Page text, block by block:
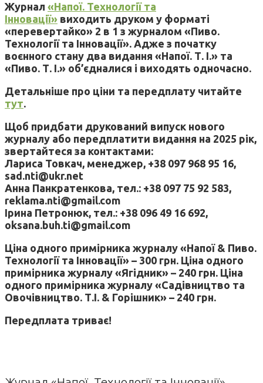
Журнал «Напої. Технології та
Інновації» виходить друком у форматі
«перевертайко» 2 в 1 з журналом «Пиво.
Технології та Інновації». Адже з початку
воєнного стану два видання «Напої. Т. І.» та
«Пиво. Т. І.» об’єдналися і виходять одночасно.
Детальніше про ціни та передплату читайте
тут.
Щоб придбати друкований випуск нового
журналу або передплатити видання на 2025 рік,
звертайтеся за контактами:
Лариса Товкач, менеджер, +38 097 968 95 16,
sad.nti@ukr.net
Анна Панкратенкова, тел.: +38 097 75 92 583,
reklama.nti@gmail.com
Ірина Петронюк, тел.: +38 096 49 16 692,
oksana.buh.ti@gmail.com
Ціна одного примірника журналу «Напої & Пиво.
Технології та Інновації» – 300 грн. Ціна одного
примірника журналу «Ягідник» – 240 грн. Ціна
одного примірника журналу «Садівництво та
Овочівництво. Т.І. & Горішник» – 240 грн.
Передплата триває!